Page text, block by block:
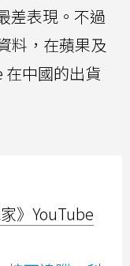
差表現。不過
料，在蘋果及
在中國的出貨
》YouTube